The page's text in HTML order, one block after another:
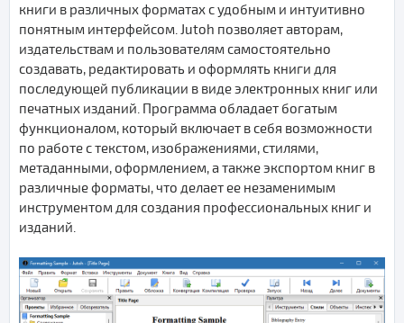
книги в различных форматах с удобным и интуитивно
понятным интерфейсом. Jutoh позволяет авторам,
издательствам и пользователям самостоятельно
создавать, редактировать и оформлять книги для
последующей публикации в виде электронных книг или
печатных изданий. Программа обладает богатым
функционалом, который включает в себя возможности
по работе с текстом, изображениями, стилями,
метаданными, оформлением, а также экспортом книг в
различные форматы, что делает ее незаменимым
инструментом для создания профессиональных книг и
изданий.